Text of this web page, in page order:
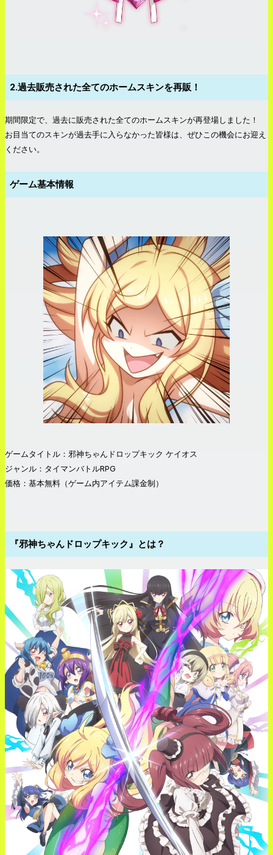
2.過去販売された全てのホームスキンを再販！
期間限定で、過去に販売された全てのホームスキンが再登場しました！
お目当てのスキンが過去手に入らなかった皆様は、ぜひこの機会にお迎え
ください。
ゲーム基本情報
ゲームタイトル：邪神ちゃんドロップキック ケイオス
ジャンル：タイマンバトルRPG
価格：基本無料（ゲーム内アイテム課金制）
『邪神ちゃんドロップキック』とは？